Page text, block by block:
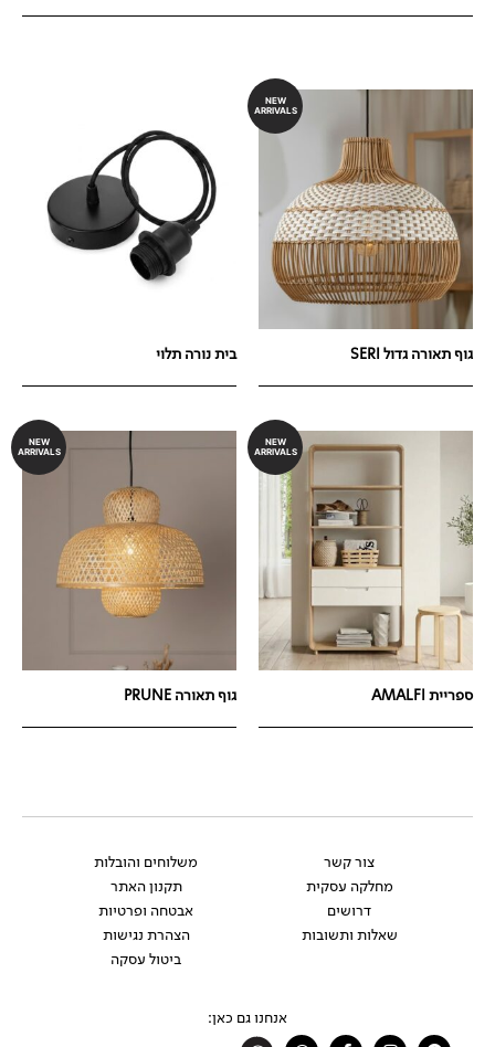
NEW
ARRIVALS
גוף תאורה גדול SERI בית נורה תלוי
NEW
ARRIVALS
ספריית AMALFI
NEW
ARRIVALS
גוף תאורה PRUNE
צור קשר
מחלקה עסקית
דרושים
שאלות ותשובות
משלוחים והובלות
תקנון האתר
אבטחה ופרטיות
הצהרת נגישות
ביטול עסקה
אנחנו גם כאן: